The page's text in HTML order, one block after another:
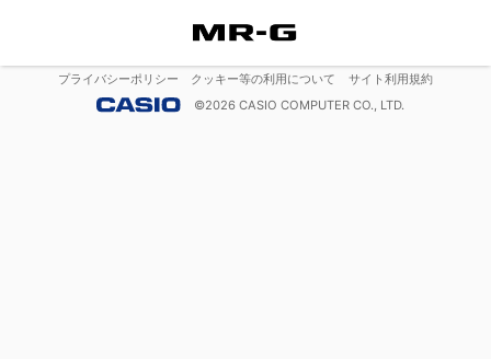
プライバシーポリシー クッキー等の利用について
サイト利用規約
©2026 CASIO COMPUTER CO., LTD.